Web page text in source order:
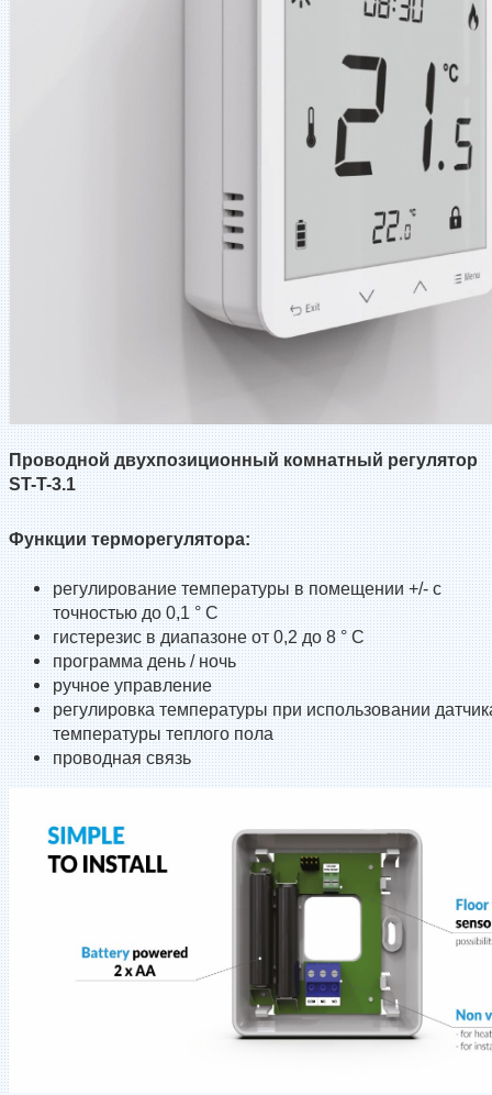
Проводной двухпозиционный комнатный регулятор
ST-T-3.1
Функции терморегулятора:
регулирование температуры в помещении +/- с
точностью до 0,1 ° C
гистерезис в диапазоне от 0,2 до 8 ° C
программа день / ночь
ручное управление
регулировка температуры при использовании
температуры теплого пола
проводная связь